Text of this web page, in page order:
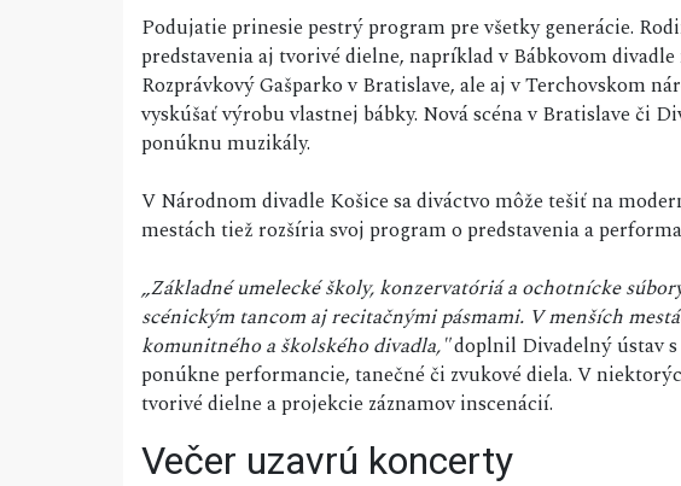
Podujatie prinesie pestrý program pre všetky generácie.
predstavenia aj tvorivé dielne, napríklad v Bábkovom
Rozprávkový Gašparko v Bratislave, ale aj v Terchovskom
vyskúšať výrobu vlastnej bábky. Nová scéna v Bratislave či
ponúknu muzikály.
V Národnom divadle Košice sa diváctvo môže tešiť na
mestách tiež rozšíria svoj program o predstavenia a
„Základné umelecké školy, konzervatóriá a ochotnícke
scénickým tancom aj recitačnými pásmami. V menších
komunitného a školského divadla,"doplnil Divadelný ústav
ponúkne performancie, tanečné či zvukové diela. V
tvorivé dielne a projekcie záznamov inscenácií.
Večer uzavrú koncerty